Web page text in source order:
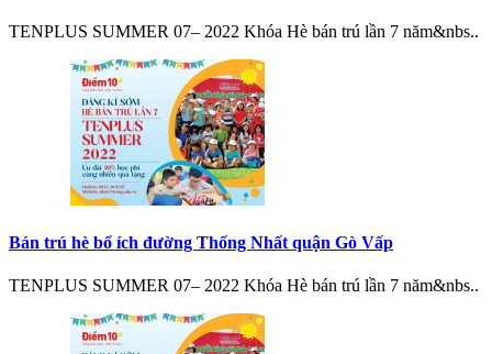
TENPLUS SUMMER 07– 2022 Khóa Hè bán trú lần 7 năm&nbs..
Bán trú hè bổ ích đường Thống Nhất quận Gò Vấp
TENPLUS SUMMER 07– 2022 Khóa Hè bán trú lần 7 năm&nbs..